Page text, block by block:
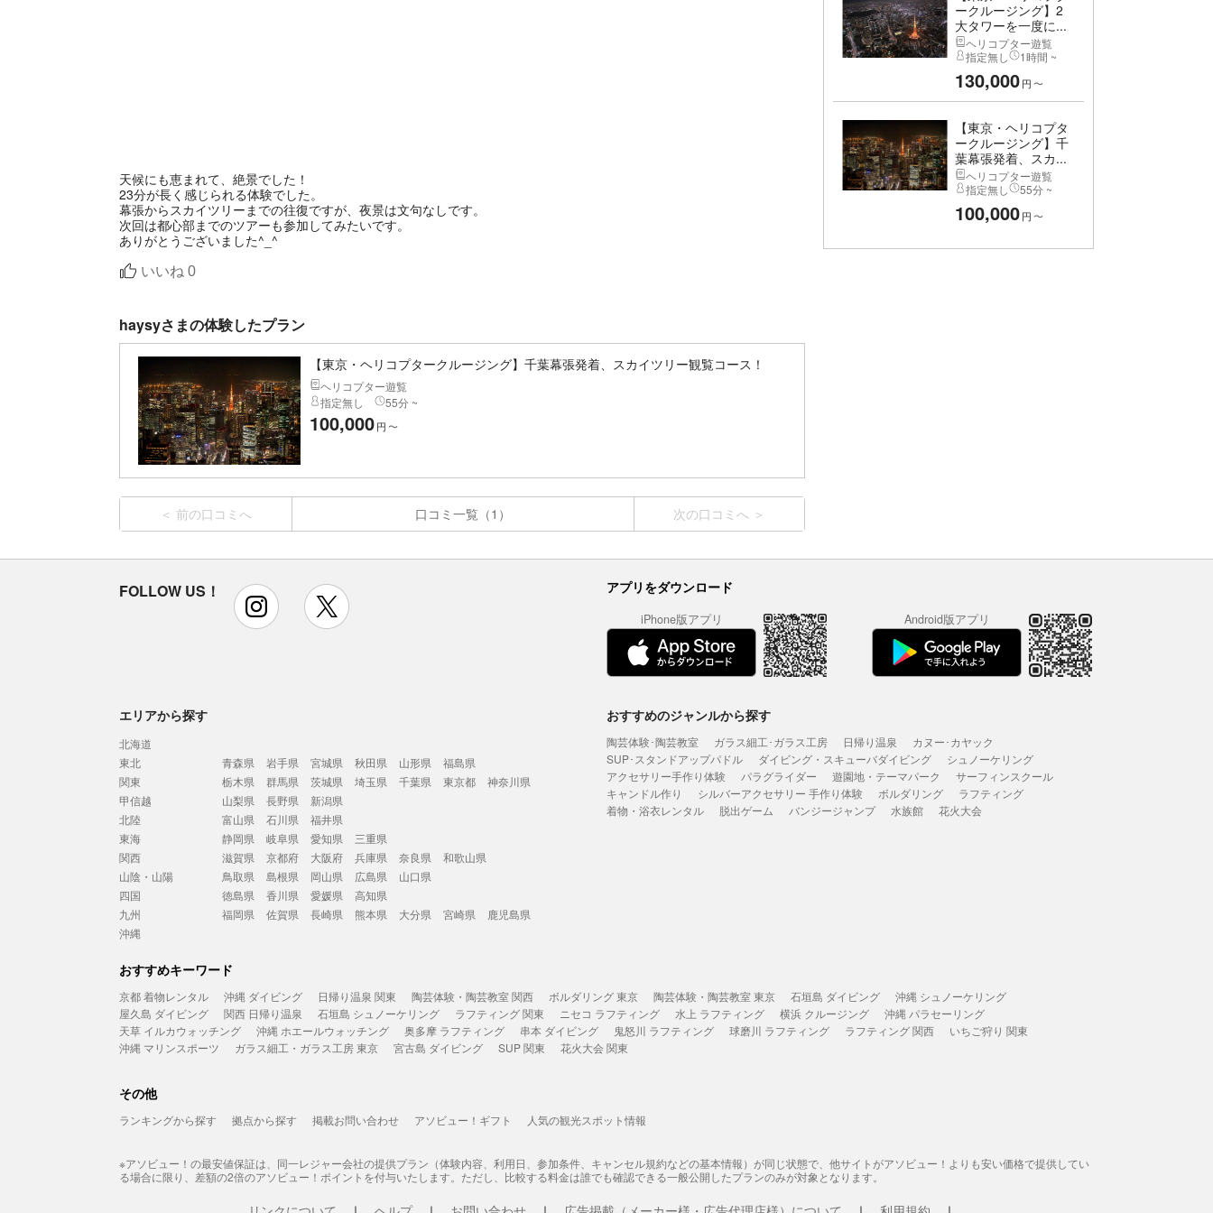
天候にも恵まれて、絶景でした！
23分が長く感じられる体験でした。
幕張からスカイツリーまでの往復ですが、夜景は文句なしです。
次回は都心部までのツアーも参加してみたいです。
ありがとうございました^_^
いいね 0
haysyさまの体験したプラン
【東京・ヘリコプタークルージング】千葉幕張発着、スカイツリー観覧コース！
ヘリコプター遊覧
指定無し
55分 ~
100,000円 〜
前の口コミへ 口コミ一覧（1） 次の口コミへ
ークルージング】2
大タワーを一度に...
ヘリコプター遊覧
指定無し
1時間 ~
130,000円 〜
【東京・ヘリコプタ
ークルージング】千
葉幕張発着、スカ...
ヘリコプター遊覧
指定無し
55分 ~
100,000円 〜
FOLLOW US！ instagram アプリをダウンロード
iPhone版アプリ Android版アプリ
エリアから探す
北海道
東北
青森県 岩手県 宮城県 秋田県 山形県
福島県
関東
栃木県 群馬県 茨城県 埼玉県 千葉県 東京都
神奈川県
甲信越
山梨県 長野県
新潟県
北陸
富山県 石川県
福井県
東海
静岡県 岐阜県 愛知県
三重県
関西
滋賀県 京都府 大阪府 兵庫県 奈良県
和歌山県
山陰・山陽
鳥取県 島根県 岡山県 広島県
山口県
四国
徳島県 香川県 愛媛県
高知県
九州
福岡県 佐賀県 長崎県 熊本県 大分県 宮崎県
鹿児島県
沖縄
おすすめのジャンルから探す
陶芸体験･陶芸教室 ガラス細工･ガラス工房 日帰り温泉
カヌー･カヤック
SUP･スタンドアップパドル
ダイビング・スキューバダイビング
シュノーケリング
アクセサリー手作り体験
パラグライダー 遊園地・テーマパーク
サーフィンスクール
キャンドル作り
シルバーアクセサリー 手作り体験 ボルダリング
ラフティング
着物・浴衣レンタル
脱出ゲーム バンジージャンプ 水族館 花火大会
おすすめキーワード
京都 着物レンタル 沖縄 ダイビング 日帰り温泉 関東 陶芸体験・陶芸教室 関西 ボルダリング 東京 陶芸体験・陶芸教室 東京 石垣島 ダイビング
沖縄 シュノーケリング
屋久島 ダイビング
関西 日帰り温泉 石垣島 シュノーケリング ラフティング 関東 ニセコ ラフティング 水上 ラフティング 横浜 クルージング
沖縄 パラセーリング
天草 イルカウォッチング
沖縄 ホエールウォッチング 奥多摩 ラフティング 串本 ダイビング 鬼怒川 ラフティング 球磨川 ラフティング ラフティング 関西
いちご狩り 関東
沖縄 マリンスポーツ
ガラス細工・ガラス工房 東京 宮古島 ダイビング SUP 関東 花火大会 関東
その他
ランキングから探す 拠点から探す 掲載お問い合わせ アソビュー！ギフト 人気の観光スポット情報
※アソビュー！の最安値保証は、同一レジャー会社の提供プラン（体験内容、利用日、参加条件、キャンセル規約などの基本情報）が同じ状態で、他サイトがアソビュー！よりも安い価格で提供してい
る場合に限り、差額の2倍のアソビュー！ポイントを付与いたします。ただし、比較する料金は誰でも確認できる一般公開したプランのみが対象となります。